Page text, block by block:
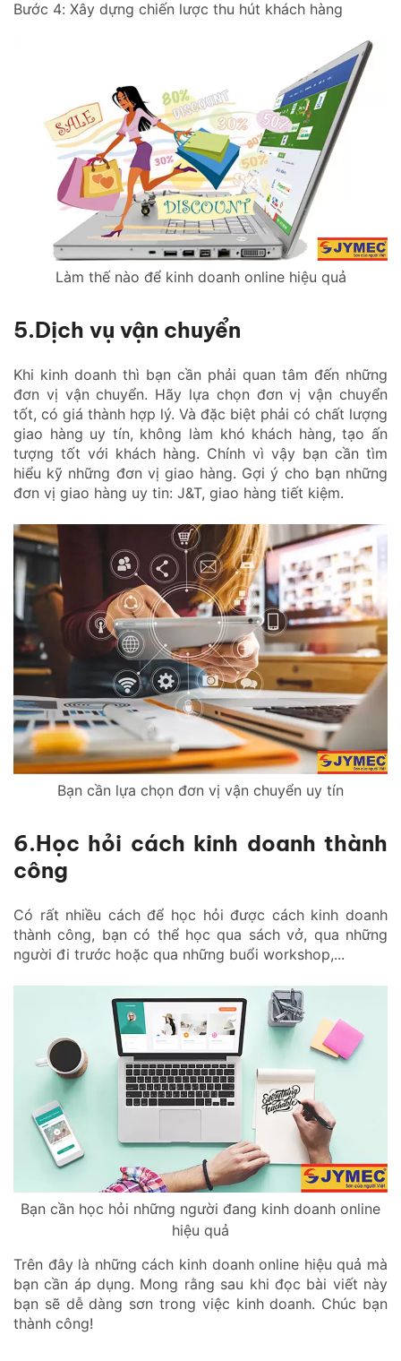
Bước 4: Xây dựng chiến lược thu hút khách hàng
Làm thế nào để kinh doanh online hiệu quả
5.Dịch vụ vận chuyển
Khi kinh doanh thì bạn cần phải quan tâm đến những
đơn vị vận chuyển. Hãy lựa chọn đơn vị vận chuyển
tốt, có giá thành hợp lý. Và đặc biệt phải có chất lượng
giao hàng uy tín, không làm khó khách hàng, tạo ấn
tượng tốt với khách hàng. Chính vì vậy bạn cần tìm
hiểu kỹ những đơn vị giao hàng. Gợi ý cho bạn những
đơn vị giao hàng uy tin: J&T, giao hàng tiết kiệm.
Bạn cần lựa chọn đơn vị vận chuyển uy tín
6.Học hỏi cách kinh doanh thành
công
Có rất nhiều cách để học hỏi được cách kinh doanh
thành công, bạn có thể học qua sách vở, qua những
người đi trước hoặc qua những buổi workshop,...
Bạn cần học hỏi những người đang kinh doanh online
hiệu quả
Trên đây là những cách kinh doanh online hiệu quả mà
bạn cần áp dụng. Mong rằng sau khi đọc bài viết này
bạn sẽ dễ dàng sơn trong việc kinh doanh. Chúc bạn
thành công!